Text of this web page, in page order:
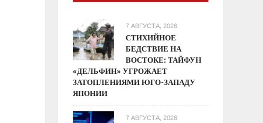
7 АВГУСТА, 2026
СТИХИЙНОЕ
БЕДСТВИЕ НА
ВОСТОКЕ: ТАЙФУН
«ДЕЛЬФИН» УГРОЖАЕТ
ЗАТОПЛЕНИЯМИ ЮГО-ЗАПАДУ
ЯПОНИИ
7 АВГУСТА, 2026